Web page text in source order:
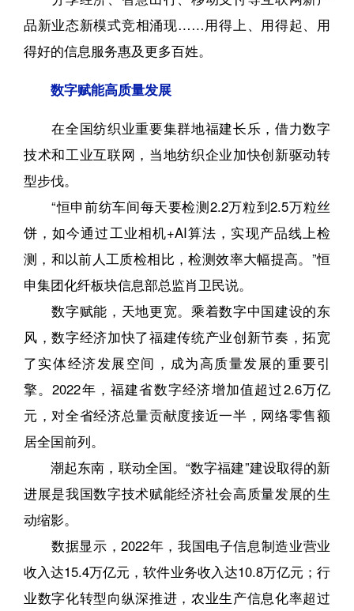
品新业态新模式竞相涌现……用得上、用得起、用
得好的信息服务惠及更多百姓。
数字赋能高质量发展
在全国纺织业重要集群地福建长乐，借力数字
技术和工业互联网，当地纺织企业加快创新驱动转
型步伐。
“恒申前纺车间每天要检测2.2万粒到2.5万粒丝
饼，如今通过工业相机+AI算法，实现产品线上检
测，和以前人工质检相比，检测效率大幅提高。”恒
申集团化纤板块信息部总监肖卫民说。
数字赋能，天地更宽。乘着数字中国建设的东
风，数字经济加快了福建传统产业创新节奏，拓宽
了实体经济发展空间，成为高质量发展的重要引
擎。2022年，福建省数字经济增加值超过2.6万亿
元，对全省经济总量贡献度接近一半，网络零售额
居全国前列。
潮起东南，联动全国。“数字福建”建设取得的新
进展是我国数字技术赋能经济社会高质量发展的生
动缩影。
数据显示，2022年，我国电子信息制造业营业
收入达15.4万亿元，软件业务收入达10.8万亿元；行
业数字化转型向纵深推进，农业生产信息化率超过